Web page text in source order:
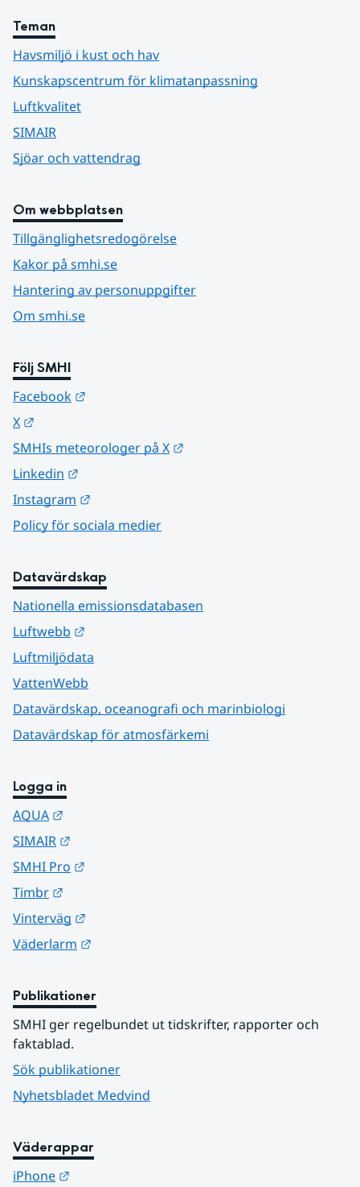
Teman
Havsmiljö i kust och hav
Kunskapscentrum för klimatanpassning
Luftkvalitet
SIMAIR
Sjöar och vattendrag
Om webbplatsen
Tillgänglighetsredogörelse
Kakor på smhi.se
Hantering av personuppgifter
Om smhi.se
Följ SMHI
Facebook
X
SMHIs meteorologer på X
Linkedin
Instagram
Policy för sociala medier
Datavärdskap
Nationella emissionsdatabasen
Luftwebb
Luftmiljödata
VattenWebb
Datavärdskap, oceanografi och marinbiologi
Datavärdskap för atmosfärkemi
Logga in
AQUA
SIMAIR
SMHI Pro
Timbr
Vinterväg
Väderlarm
Publikationer
SMHI ger regelbundet ut tidskrifter, rapporter och
faktablad.
Sök publikationer
Nyhetsbladet Medvind
Väderappar
iPhone